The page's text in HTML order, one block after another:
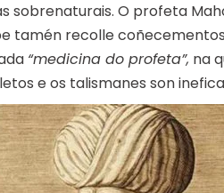
sobrenaturais. O profeta
tamén recolle
“medicina do profeta”, na
e os talismanes son